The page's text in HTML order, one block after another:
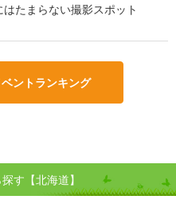
たまらない撮影スポット
ントランキング
す【北海道】